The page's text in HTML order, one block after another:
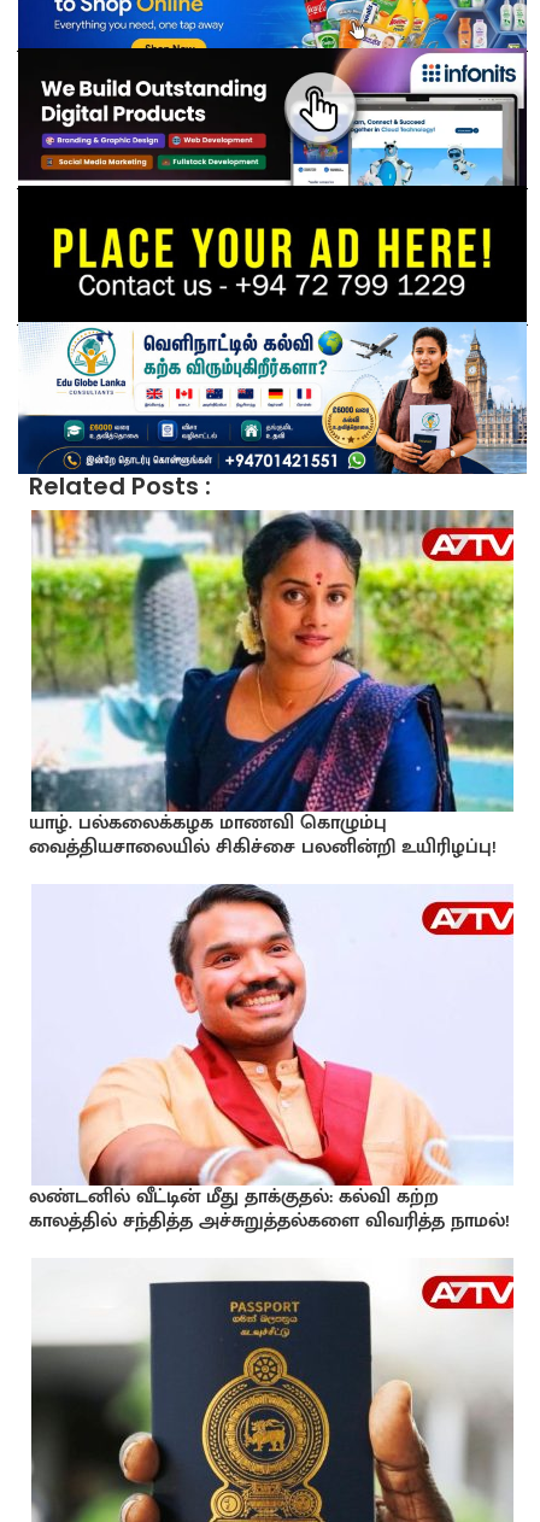
Related Posts :
யாழ். பல்கலைக்கழக மாணவி கொழும்பு
வைத்தியசாலையில் சிகிச்சை பலனின்றி உயிரிழப்பு!
லண்டனில் வீட்டின் மீது தாக்குதல்: கல்வி கற்ற
காலத்தில் சந்தித்த அச்சுறுத்தல்களை விவரித்த நாமல்!